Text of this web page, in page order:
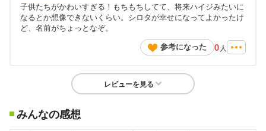
子供たちがかわいすぎる！もちもちしてて、将来ハイジみたいに
なるとか想像できないくらい。シロタが幸せになってよかったけ
ど、名前がちょっとなぞ。
参考になった
0 人
レビューを見る
みんなの感想